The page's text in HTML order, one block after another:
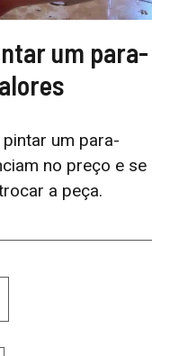
um para-
um para-
no preço e se
a peça.